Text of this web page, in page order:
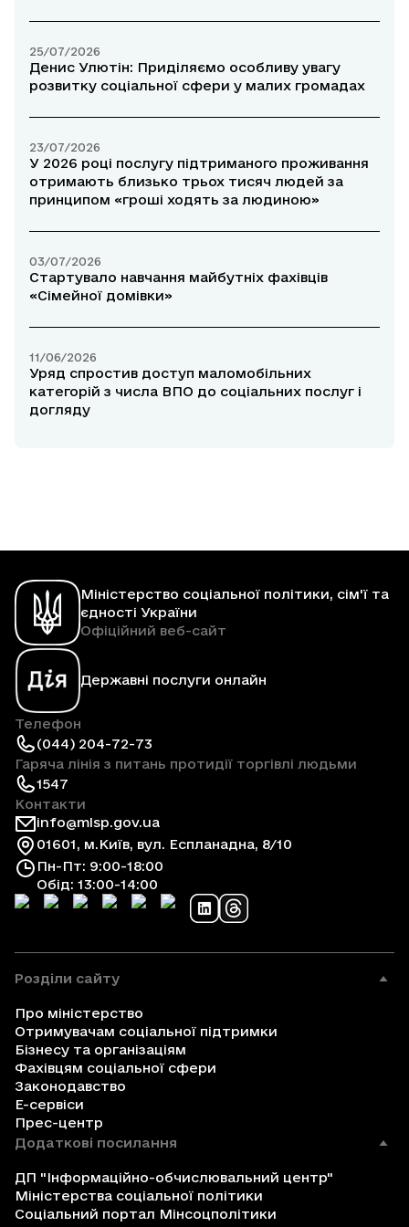
25/07/2026
Денис Улютін: Приділяємо особливу увагу
розвитку соціальної сфери у малих громадах
23/07/2026
У 2026 році послугу підтриманого проживання
отримають близько трьох тисяч людей за
принципом «гроші ходять за людиною»
03/07/2026
Стартувало навчання майбутніх фахівців
«Сімейної домівки»
11/06/2026
Уряд спростив доступ маломобільних
категорій з числа ВПО до соціальних послуг і
догляду
Міністерство соціальної політики, сім'ї та
єдності України
Офіційний веб-сайт
Державні послуги онлайн
Телефон
(044) 204-72-73
Гаряча лінія з питань протидії торгівлі людьми
1547
Контакти
info@mlsp.gov.ua
01601, м.Київ, вул. Еспланадна, 8/10
Пн-Пт: 9:00-18:00
Обід: 13:00-14:00
Розділи сайту
Про міністерство
Отримувачам соціальної підтримки
Бізнесу та організаціям
Фахівцям соціальної сфери
Законодавство
Е-сервіси
Прес-центр
Додаткові посилання
ДП "Інформаційно-обчислювальний центр"
Міністерства соціальної політики
Соціальний портал Мінсоцполітики